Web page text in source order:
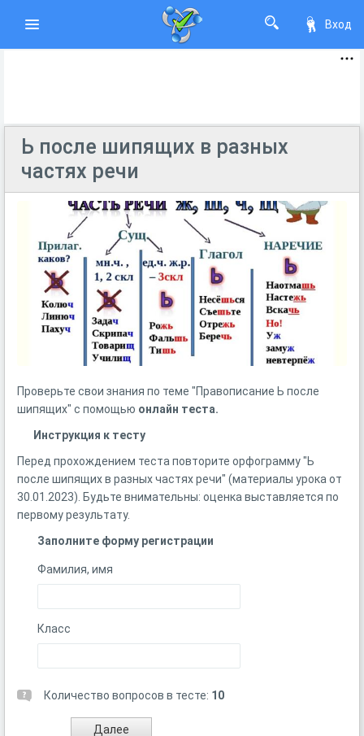
Вход
Ь после шипящих в разных
частях речи
Проверьте свои знания по теме "Правописание Ь после
шипящих" с помощью онлайн теста.
Инструкция к тесту
Перед прохождением теста повторите орфограмму "Ь
после шипящих в разных частях речи" (материалы урока от
30.01.2023). Будьте внимательны: оценка выставляется по
первому результату.
Заполните форму регистрации
Фамилия, имя
Класс
Количество вопросов в тесте: 10